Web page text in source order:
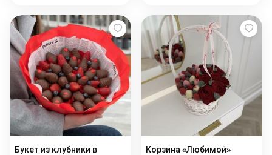
Букет из клубники в
Корзина «Любимой»